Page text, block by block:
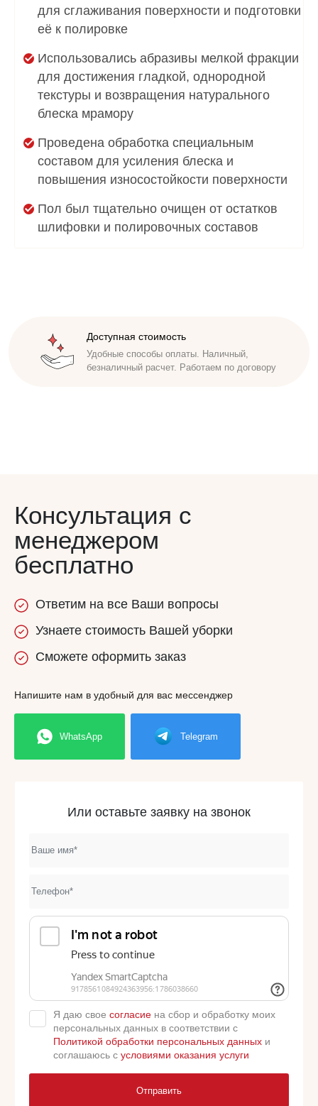
для сглаживания поверхности и подготовки
её к полировке
Использовались абразивы мелкой фракции
для достижения гладкой, однородной
текстуры и возвращения натурального
блеска мрамору
Проведена обработка специальным
составом для усиления блеска и
повышения износостойкости поверхности
Пол был тщательно очищен от остатков
шлифовки и полировочных составов
Доступная стоимость
Удобные способы оплаты. Наличный,
безналичный расчет. Работаем по договору
Консультация с
менеджером
бесплатно
Ответим на все Ваши вопросы
Узнаете стоимость Вашей уборки
Сможете оформить заказ
Напишите нам в удобный для вас мессенджер
WhatsApp Telegram
Или оставьте заявку на звонок
Я даю свое согласие на сбор и обработку моих
персональных данных в соответствии с
Политикой обработки персональных данных и
соглашаюсь с условиями оказания услуги
Отправить